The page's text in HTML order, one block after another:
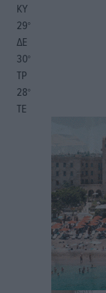
ΚΥ
29°
ΔΕ
30°
ΤΡ
28°
ΤΕ